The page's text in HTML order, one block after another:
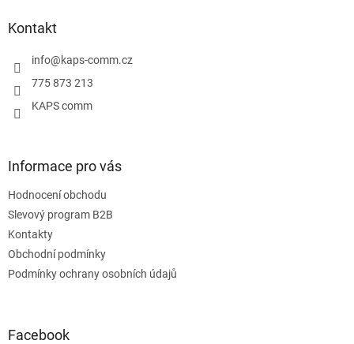
Kontakt
info@kaps-comm.cz
775 873 213
KAPS comm
Informace pro vás
Hodnocení obchodu
Slevový program B2B
Kontakty
Obchodní podmínky
Podmínky ochrany osobních údajů
Facebook